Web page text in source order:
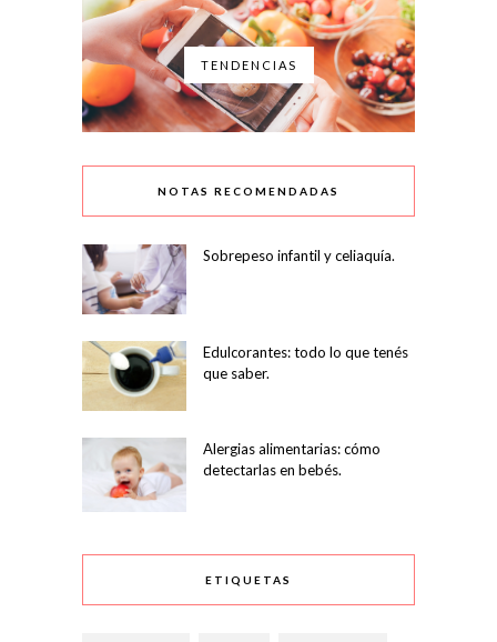
TENDENCIAS
NOTAS RECOMENDADAS
Sobrepeso infantil y celiaquía.
Edulcorantes: todo lo que tenés
que saber.
Alergias alimentarias: cómo
detectarlas en bebés.
ETIQUETAS